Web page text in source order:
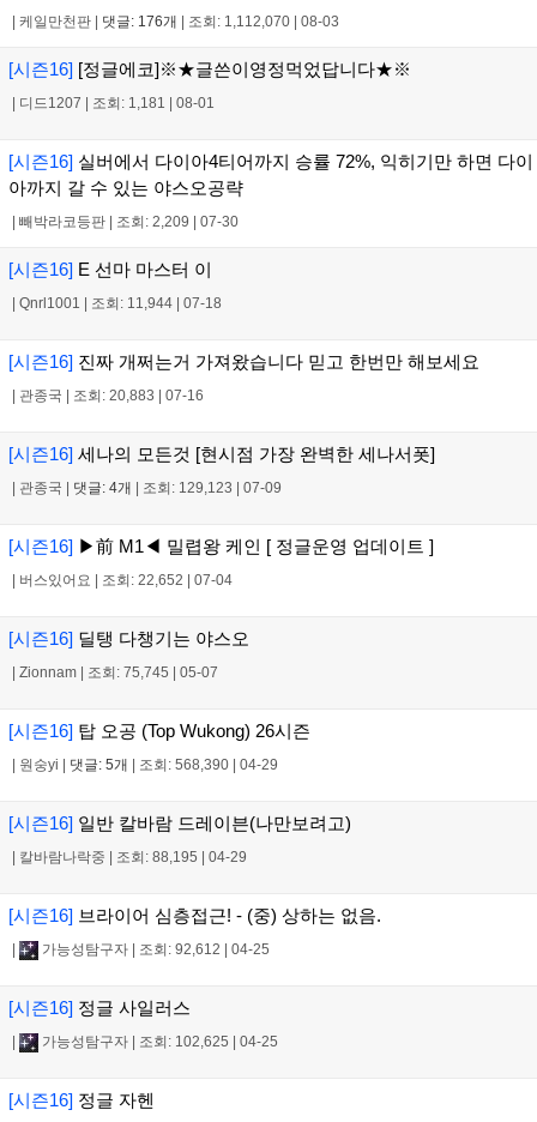
케일만천판 댓글: 176개 조회: 1,112,070 08-03
[시즌16] [정글에코]※★글쓴이영정먹었답니다★※
디드1207 조회: 1,181 08-01
[시즌16] 실버에서 다이아4티어까지 승률 72%, 익히기만 하면 다이
아까지 갈 수 있는 야스오공략
빼박라코등판 조회: 2,209 07-30
[시즌16] E 선마 마스터 이
Qnrl1001 조회: 11,944 07-18
[시즌16] 진짜 개쩌는거 가져왔습니다 믿고 한번만 해보세요
관종국 조회: 20,883 07-16
[시즌16] 세나의 모든것 [현시점 가장 완벽한 세나서폿]
관종국 댓글: 4개 조회: 129,123 07-09
[시즌16] ▶前 M1◀ 밀렵왕 케인 [ 정글운영 업데이트 ]
버스있어요 조회: 22,652 07-04
[시즌16] 딜탱 다챙기는 야스오
Zionnam 조회: 75,745 05-07
[시즌16] 탑 오공 (Top Wukong) 26시즌
원숭yi 댓글: 5개 조회: 568,390 04-29
[시즌16] 일반 칼바람 드레이븐(나만보려고)
칼바람나락중 조회: 88,195 04-29
[시즌16] 브라이어 심층접근! - (중) 상하는 없음.
가능성탐구자 조회: 92,612 04-25
[시즌16] 정글 사일러스
가능성탐구자 조회: 102,625 04-25
[시즌16] 정글 자헨